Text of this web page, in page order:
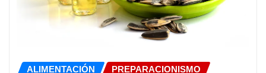
ALIMENTACIÓN PREPARACIONISMO